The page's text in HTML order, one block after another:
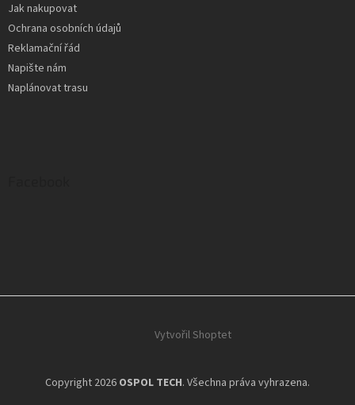
Jak nakupovat
Ochrana osobních údajů
Reklamační řád
Napište nám
Naplánovat trasu
Vytvořil Shoptet
Copyright 2026 OSPOL TECH. Všechna práva vyhrazena.